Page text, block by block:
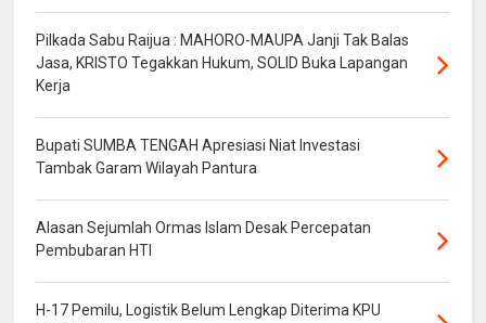
Pilkada Sabu Raijua : MAHORO-MAUPA Janji Tak Balas
Jasa, KRISTO Tegakkan Hukum, SOLID Buka Lapangan
Kerja
Bupati SUMBA TENGAH Apresiasi Niat Investasi
Tambak Garam Wilayah Pantura
Alasan Sejumlah Ormas Islam Desak Percepatan
Pembubaran HTI
H-17 Pemilu, Logistik Belum Lengkap Diterima KPU